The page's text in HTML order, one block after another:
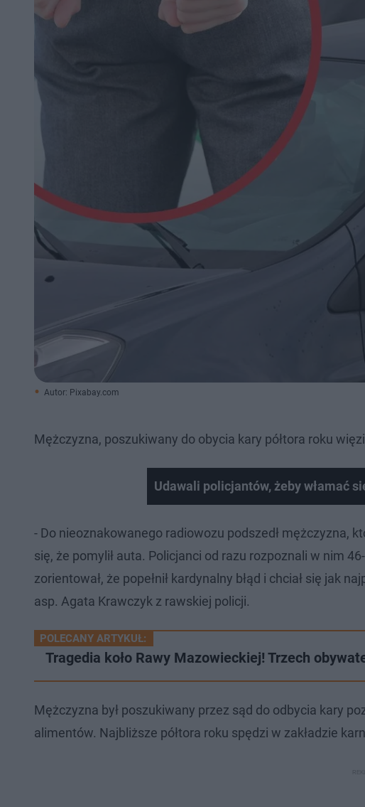
Autor: Pixabay.com
Mężczyzna, poszukiwany do obycia kary półtora roku
Udawali policjantów, żeby włamać
- Do nieoznakowanego radiowozu podszedł mężczyzna,
się, że pomylił auta. Policjanci od razu rozpoznali w nim
zorientował, że popełnił kardynalny błąd i chciał się jak
asp. Agata Krawczyk z rawskiej policji.
POLECANY ARTYKUŁ:
Tragedia koło Rawy Mazowieckiej! Trzech
Mężczyzna był poszukiwany przez sąd do odbycia kary
alimentów. Najbliższe półtora roku spędzi w zakładzie